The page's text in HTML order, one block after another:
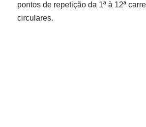
pontos de repetição da 1ª à 12ª
circulares.